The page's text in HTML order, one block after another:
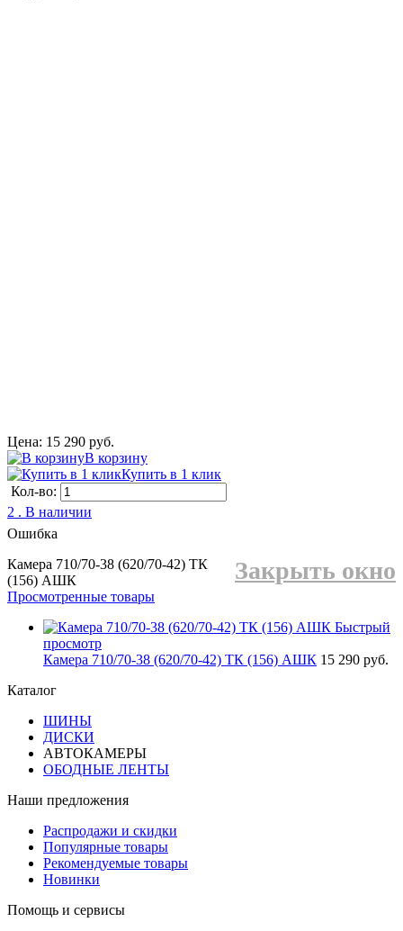
Цена: 15 290 руб.
В корзину
Купить в 1 клик
Кол-во:
2 . В наличии
Ошибка
Закрыть окно
Камера 710/70-38 (620/70-42) ТК
(156) АШК
Просмотренные товары
Быстрый
просмотр
Камера 710/70-38 (620/70-42) ТК (156) АШК 15 290 руб.
Каталог
ШИНЫ
ДИСКИ
АВТОКАМЕРЫ
ОБОДНЫЕ ЛЕНТЫ
Наши предложения
Распродажи и скидки
Популярные товары
Рекомендуемые товары
Новинки
Помощь и сервисы